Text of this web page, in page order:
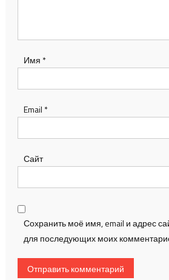
Имя *
Email *
Сайт
Сохранить моё имя, email и адрес
для последующих моих